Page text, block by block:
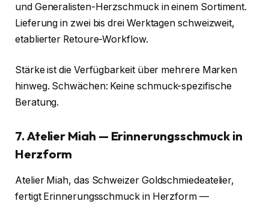
und Generalisten-Herzschmuck in einem Sortiment.
Lieferung in zwei bis drei Werktagen schweizweit,
etablierter Retoure-Workflow.
Stärke ist die Verfügbarkeit über mehrere Marken
hinweg. Schwächen: Keine schmuck-spezifische
Beratung.
7. Atelier Miah — Erinnerungsschmuck in
Herzform
Atelier Miah, das Schweizer Goldschmiedeatelier,
fertigt Erinnerungsschmuck in Herzform —